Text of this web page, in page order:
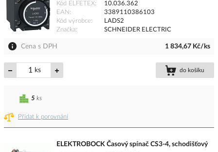
Kód ELFETEX
10.036.362
EAN
3389110386103
Kód výrobce
LADS2
Značka
SCHNEIDER ELECTRIC
Cena s DPH 1 834,67 Kč/ks
ks do košíku
Přidat k porovnání
5 ks
ELEKTROBOCK Časový spínač CS3-4, schodišťový